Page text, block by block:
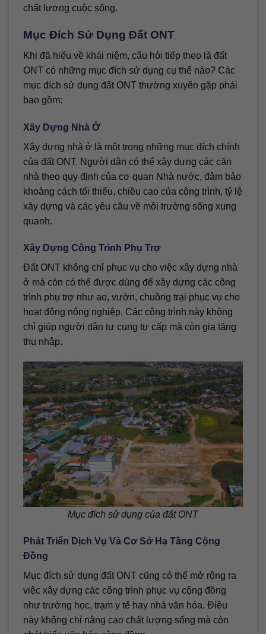
chất lượng cuộc sống.
Mục Đích Sử Dụng Đất ONT
Khi đã hiểu về khái niệm, câu hỏi tiếp theo là đất
ONT có những mục đích sử dụng cụ thể nào? Các
mục đích sử dụng đất ONT thường xuyên gặp phải
bao gồm:
Xây Dựng Nhà Ở
Xây dựng nhà ở là một trong những mục đích chính
của đất ONT. Người dân có thể xây dựng các căn
nhà theo quy định của cơ quan Nhà nước, đảm bảo
khoảng cách tối thiểu, chiều cao của công trình, tỷ lệ
xây dựng và các yêu cầu về môi trường sống xung
quanh.
Xây Dựng Công Trình Phụ Trợ
Đất ONT không chỉ phục vụ cho việc xây dựng nhà
ở mà còn có thể được dùng để xây dựng các công
trình phụ trợ như ao, vườn, chuồng trại phục vụ cho
hoạt động nông nghiệp. Các công trình này không
chỉ giúp người dân tự cung tự cấp mà còn gia tăng
thu nhập.
Mục đích sử dụng của đất ONT
Phát Triển Dịch Vụ Và Cơ Sở Hạ Tầng Cộng
Đồng
Mục đích sử dụng đất ONT cũng có thể mở rộng ra
việc xây dựng các công trình phục vụ cộng đồng
như trường học, trạm y tế hay nhà văn hóa. Điều
này không chỉ nâng cao chất lượng sống mà còn